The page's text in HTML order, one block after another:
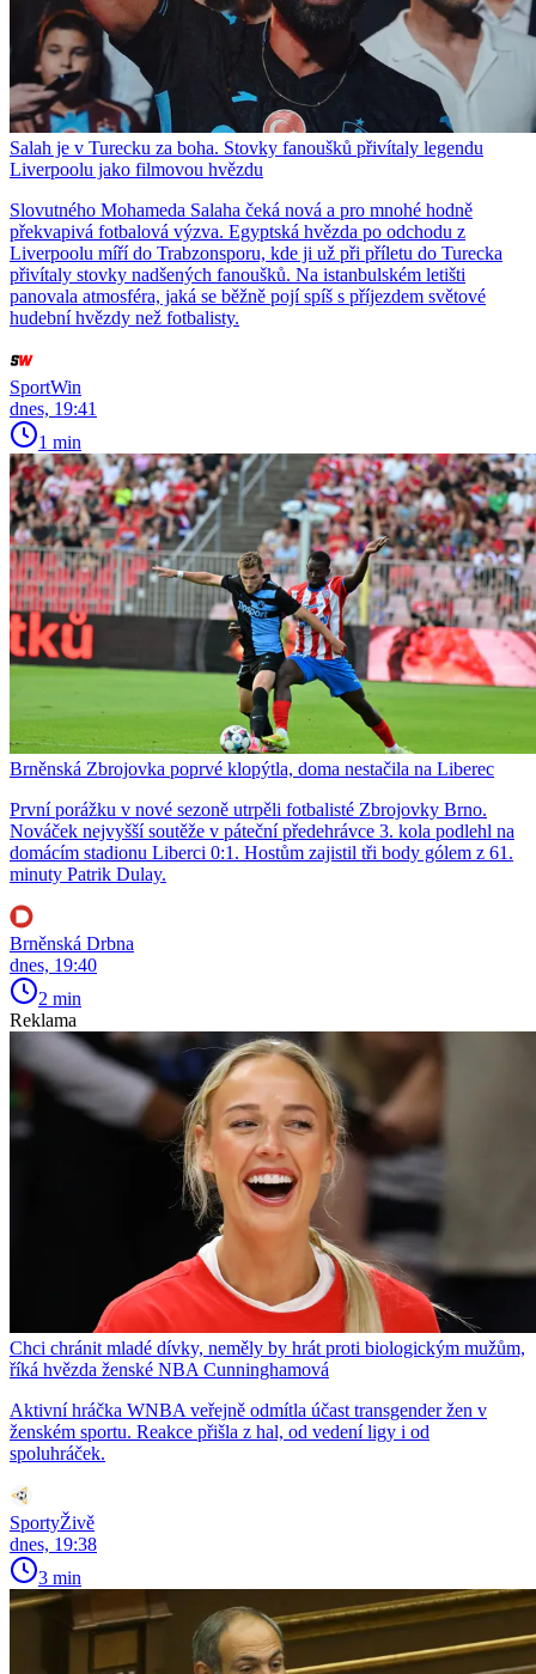
Salah je v Turecku za boha. Stovky fanoušků přivítaly legendu
Liverpoolu jako filmovou hvězdu
Slovutného Mohameda Salaha čeká nová a pro mnohé hodně
překvapivá fotbalová výzva. Egyptská hvězda po odchodu z
Liverpoolu míří do Trabzonsporu, kde ji už při příletu do Turecka
přivítaly stovky nadšených fanoušků. Na istanbulském letišti
panovala atmosféra, jaká se běžně pojí spíš s příjezdem světové
hudební hvězdy než fotbalisty.
SportWin
dnes, 19:41
1 min
Brněnská Zbrojovka poprvé klopýtla, doma nestačila na Liberec
První porážku v nové sezoně utrpěli fotbalisté Zbrojovky Brno.
Nováček nejvyšší soutěže v páteční předehrávce 3. kola podlehl na
domácím stadionu Liberci 0:1. Hostům zajistil tři body gólem z 61.
minuty Patrik Dulay.
Brněnská Drbna
dnes, 19:40
2 min
Reklama
Chci chránit mladé dívky, neměly by hrát proti biologickým mužům,
říká hvězda ženské NBA Cunninghamová
Aktivní hráčka WNBA veřejně odmítla účast transgender žen v
ženském sportu. Reakce přišla z hal, od vedení ligy i od
spoluhráček.
SportyŽivě
dnes, 19:38
3 min